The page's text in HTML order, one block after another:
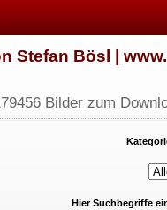
Stefan Bösl |
Bilder zum
Hier Suchbegriffe